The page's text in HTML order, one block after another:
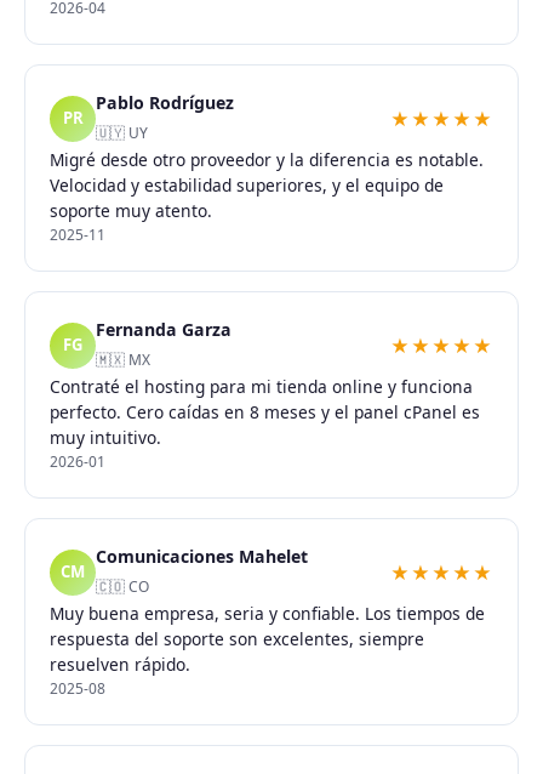
2026-04
PR
Pablo Rodríguez
🇺🇾 UY
★★★★★
Migré desde otro proveedor y la diferencia es notable.
Velocidad y estabilidad superiores, y el equipo de
soporte muy atento.
2025-11
FG
Fernanda Garza
🇲🇽 MX
★★★★★
Contraté el hosting para mi tienda online y funciona
perfecto. Cero caídas en 8 meses y el panel cPanel es
muy intuitivo.
2026-01
CM
Comunicaciones Mahelet
🇨🇴 CO
★★★★★
Muy buena empresa, seria y confiable. Los tiempos de
respuesta del soporte son excelentes, siempre
resuelven rápido.
2025-08